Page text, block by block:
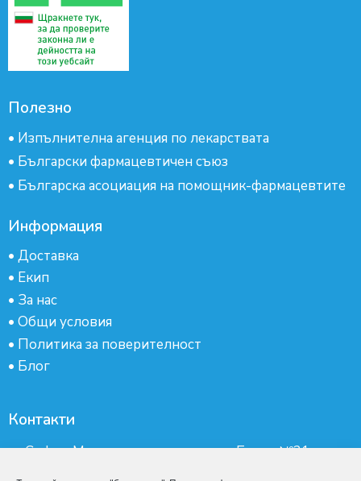
Полезно
• Изпълнителна агенция по лекарствата
• Български фармацевтичен съюз
• Българска асоциация на помощник-фармацевтите
Информация
• Доставка
• Екип
• За нас
• Общи условия
• Политика за поверителност
• Блог
Контакти
гр.София, Манастирски ливади, ж.к.Бокар №21-